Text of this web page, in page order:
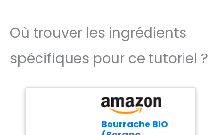
Où trouver les ingrédients
spécifiques pour ce tutoriel ?
Bourrache BIO